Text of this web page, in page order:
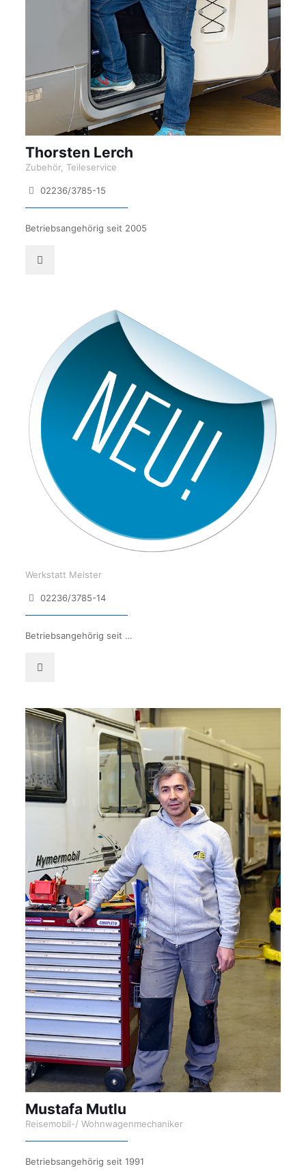
Thorsten Lerch
Zubehör, Teileservice
02236/3785-15
Betriebsangehörig seit 2005
Werkstatt Meister
02236/3785-14
Betriebsangehörig seit …
Mustafa Mutlu
Reisemobil-/ Wohnwagenmechaniker
Betriebsangehörig seit 1991